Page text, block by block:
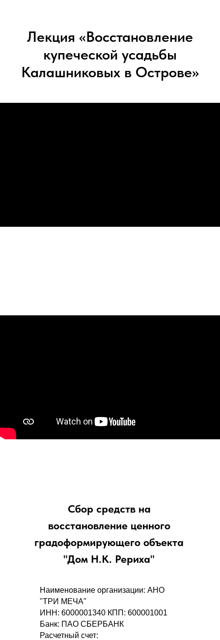
Лекция «Восстановление
купеческой усадьбы
Калашниковых в Острове»
Наименование организации: АНО
"ТРИ МЕЧА"
ИНН: 6000001340 КПП: 600001001
Банк: ПАО СБЕРБАНК
Расчетный счет:
Сбор средств на
восстановление ценного
градоформирующего объекта
"Дом Н.К. Рериха"